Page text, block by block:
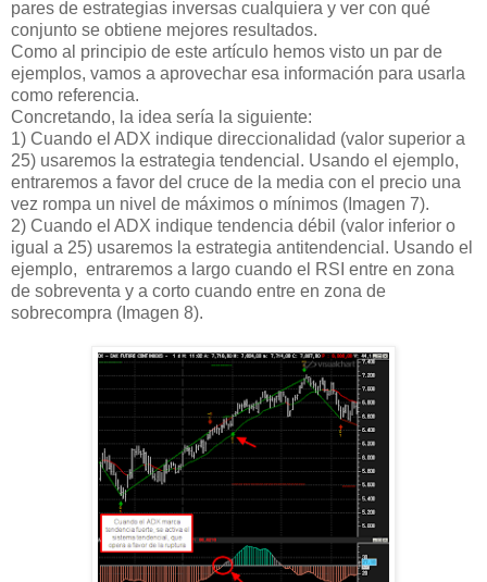
pares de estrategias inversas cualquiera y ver con qué
conjunto se obtiene mejores resultados.
Como al principio de este artículo hemos visto un par de
ejemplos, vamos a aprovechar esa información para usarla
como referencia.
Concretando, la idea sería la siguiente:
1) Cuando el ADX indique direccionalidad (valor superior a
25) usaremos la estrategia tendencial. Usando el ejemplo,
entraremos a favor del cruce de la media con el precio una
vez rompa un nivel de máximos o mínimos (Imagen 7).
2) Cuando el ADX indique tendencia débil (valor inferior o
igual a 25) usaremos la estrategia antitendencial. Usando el
ejemplo, entraremos a largo cuando el RSI entre en zona
de sobreventa y a corto cuando entre en zona de
sobrecompra (Imagen 8).